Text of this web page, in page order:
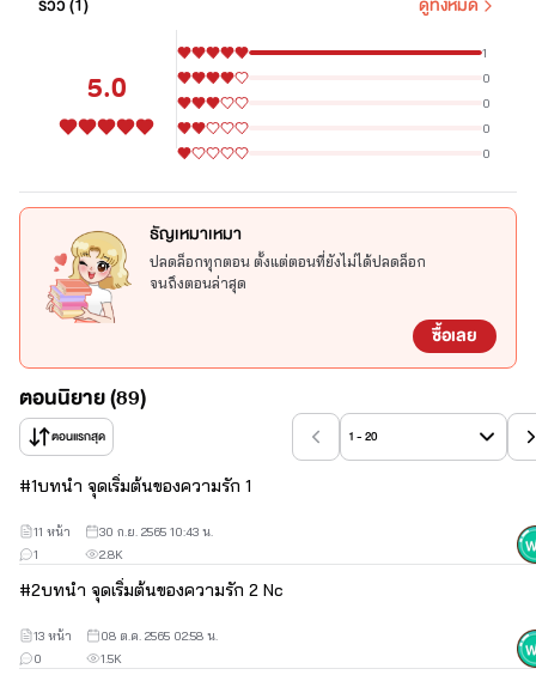
5.0
1
0
0
0
0
ธัญเหมาเหมา
ปลดล็อกทุกตอน ตั้งแต่ตอนที่ยังไม่ได้ปลดล็อก
จนถึงตอนล่าสุด
ซื้อเลย
ตอนนิยาย (89)
ตอนแรกสุด 1 - 20
#1บทนำ จุดเริ่มต้นของความรัก 1
2.8K
1
11 หน้า 30 ก.ย. 2565 10:43 น.
#2บทนำ จุดเริ่มต้นของความรัก 2 Nc
1.5K
0
13 หน้า 08 ต.ค. 2565 02:58 น.